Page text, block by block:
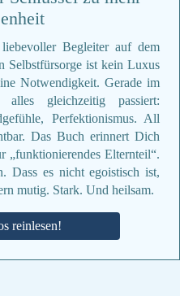
Begleiter auf dem
Selbstfürsorge ist kein Luxus
Notwendigkeit. Gerade im
gleichzeitig passiert:
Perfektionismus. All
Das Buch erinnert Dich
„funktionierendes Elternteil“.
Dass es nicht egoistisch ist,
mutig. Stark. Und heilsam.
reinlesen!